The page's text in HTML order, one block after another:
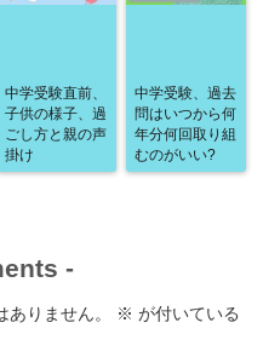
中学受験直前、
子供の様子、過
ごし方と親の声
掛け
中学受験、過去
問はいつから何
年分何回取り組
むのがいい?
-
りません。 ※ が付いている